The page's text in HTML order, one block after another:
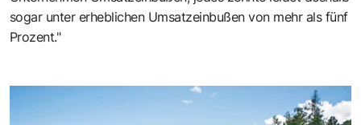
sogar unter erheblichen Umsatzeinbußen von mehr als fünf
Prozent."